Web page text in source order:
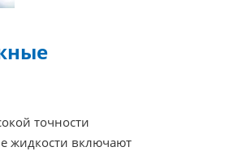
точности
жидкости включают